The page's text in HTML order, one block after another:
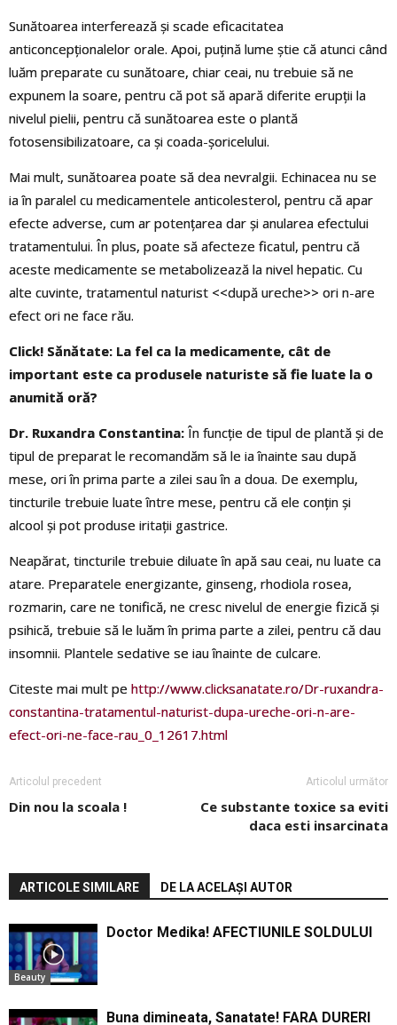
Sunătoarea interferează şi scade eficacitatea
anticoncepţionalelor orale. Apoi, puţină lume ştie că atunci când
luăm preparate cu sunătoare, chiar ceai, nu trebuie să ne
expunem la soare, pentru că pot să apară diferite erupţii la
nivelul pielii, pentru că sunătoarea este o plantă
fotosensibilizatoare, ca şi coada-şoricelului.
Mai mult, sunătoarea poate să dea nevralgii. Echinacea nu se
ia în paralel cu medicamentele anticolesterol, pentru că apar
efecte adverse, cum ar potenţarea dar și anularea efectului
tratamentului. În plus, poate să afecteze ficatul, pentru că
aceste medicamente se metabolizează la nivel hepatic. Cu
alte cuvinte, tratamentul naturist <<după ureche>> ori n-are
efect ori ne face rău.
Click! Sănătate: La fel ca la medicamente, cât de
important este ca produsele naturiste să fie luate la o
anumită oră?
Dr. Ruxandra Constantina: În funcţie de tipul de plantă şi de
tipul de preparat le recomandăm să le ia înainte sau după
mese, ori în prima parte a zilei sau în a doua. De exemplu,
tincturile trebuie luate între mese, pentru că ele conţin şi
alcool şi pot produse iritaţii gastrice.
Neapărat, tincturile trebuie diluate în apă sau ceai, nu luate ca
atare. Preparatele energizante, ginseng, rhodiola rosea,
rozmarin, care ne tonifică, ne cresc nivelul de energie fizică şi
psihică, trebuie să le luăm în prima parte a zilei, pentru că dau
insomnii. Plantele sedative se iau înainte de culcare.
Citeste mai mult pe http://www.clicksanatate.ro/Dr-ruxandra-
constantina-tratamentul-naturist-dupa-ureche-ori-n-are-
efect-ori-ne-face-rau_0_12617.html
Articolul precedent
Din nou la scoala !
Articolul următor
Ce substante toxice sa eviti
daca esti insarcinata
ARTICOLE SIMILARE DE LA ACELAȘI AUTOR
Beauty
Doctor Medika! AFECTIUNILE SOLDULUI
Buna dimineata, Sanatate! FARA DURERI